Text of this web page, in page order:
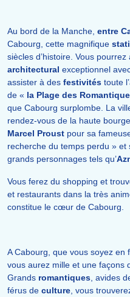
Au bord de la Manche, entre
Cabourg, cette magnifique
siècles d’histoire. Vous pourrez
architectural exceptionnel
assister à des festivités toute
de « la Plage des
que Cabourg surplombe. La
rendez-vous de la haute
Marcel Proust pour sa
recherche du temps perdu » et
grands personnages tels qu’
Vous ferez du shopping et
et restaurants dans la très
constitue le cœur de Cabourg.
A Cabourg, que vous soyez en
vous aurez mille et une façons
Grands romantiques , avides
férus de culture , vous